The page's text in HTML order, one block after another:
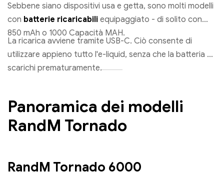
Sebbene siano dispositivi usa e getta, sono molti modelli
con batterie ricaricabili equipaggiato - di solito con
850 mAh o 1000 Capacità MAH.
La ricarica avviene tramite USB-C. Ciò consente di
utilizzare appieno tutto l'e-liquid, senza che la batteria si
scarichi prematuramente.
Panoramica dei modelli
RandM Tornado
RandM Tornado 6000